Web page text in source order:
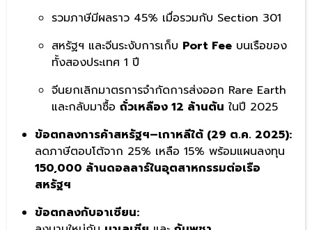
รวมภาษีมีผลราว 45% เมื่อรวมกับ Section 301
สหรัฐฯ และจีนระงับการเก็บ Port Fee บนเรือของ
ทั้งสองประเทศ 1 ปี
จีนยกเลิกมาตรการจำกัดการส่งออก Rare Earth
และกลับมาซื้อ ถั่วเหลือง 12 ล้านตัน ในปี 2025
ข้อตกลงการค้าสหรัฐฯ–เกาหลีใต้ (29 ต.ค. 2025):
ลดภาษีตอบโต้จาก 25% เหลือ 15% พร้อมแผนลงทุน
150,000 ล้านดอลลาร์ในอุตสาหกรรมต่อเรือ
สหรัฐฯ
ข้อตกลงกับอาเซียน: